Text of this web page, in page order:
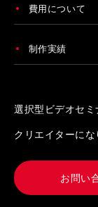
費用について
制作実績
選択型ビデオセミ
クリエイターに
お問い